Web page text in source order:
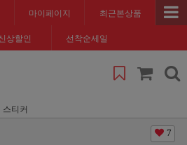
마이페이지 최근본상품
상할인 선착순세일
스티커
7